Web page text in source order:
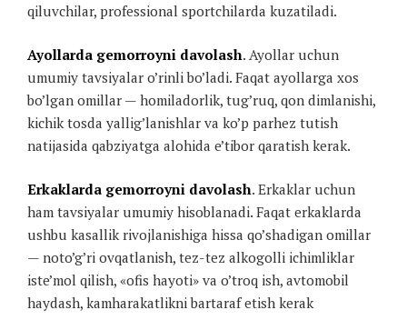
qiluvchilar, professional sportchilarda kuzatiladi.
Ayollarda gemorroyni davolash. Ayollar uchun
umumiy tavsiyalar o’rinli bo’ladi. Faqat ayollarga xos
bo’lgan omillar — homiladorlik, tug’ruq, qon dimlanishi,
kichik tosda yallig’lanishlar va ko’p parhez tutish
natijasida qabziyatga alohida e’tibor qaratish kerak.
Erkaklarda gemorroyni davolash. Erkaklar uchun
ham tavsiyalar umumiy hisoblanadi. Faqat erkaklarda
ushbu kasallik rivojlanishiga hissa qo’shadigan omillar
— noto’g’ri ovqatlanish, tez-tez alkogolli ichimliklar
iste’mol qilish, «ofis hayoti» va o’troq ish, avtomobil
haydash, kamharakatlikni bartaraf etish kerak